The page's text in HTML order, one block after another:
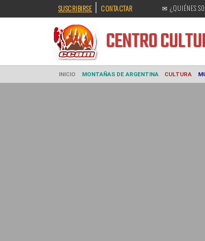
SUSCRIBIRSE | CONTACTAR ✉ ¿QUIÉNES
CENTRO
INICIO MONTAÑAS DE ARGENTINA